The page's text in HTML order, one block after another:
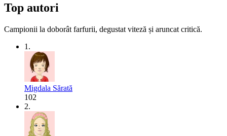
Top autori
Campionii la doborât farfurii, degustat viteză și aruncat critică.
1.
Migdala Sărată
102
2.